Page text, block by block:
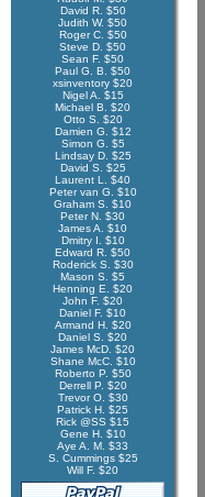
David R. $50
Judith W. $50
Roger C. $50
Steve D. $50
Sean F. $50
Paul G. B. $50
xsinventory $20
Nigel A. $15
Michael B. $20
Otto S. $20
Damien G. $12
Simon G. $5
Lindsay D. $25
David S. $25
Laurent L. $40
Peter van G. $10
Graham S. $10
Peter N. $30
James A. $10
Dmitry I. $10
Edward R. $50
Roderick S. $30
Mason S. $5
Henning E. $20
John F. $20
Daniel F. $10
Armand H. $20
Daniel S. $20
James McD. $20
Shane McC. $10
Roberto P. $50
Derrell P. $20
Trevor O. $30
Patrick H. $25
Rick @SS $15
Gene H. $10
Aye A. M. $33
S. Cummings $25
Will F. $20